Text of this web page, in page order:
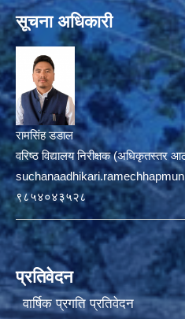
सूचना अधिकारी
रामसिंह डडाल
वरिष्ठ विद्यालय निरीक्षक (अधिकृतस्तर
९८५४०४३५२८
प्रतिवेदन
वार्षिक प्रगति प्रतिवेदन